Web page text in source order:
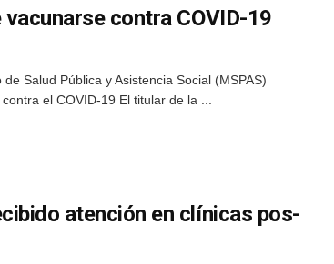
contra COVID-19
Salud Pública y Asistencia Social (MSPAS)
el COVID-19 El titular de la ...
atención en clínicas pos-